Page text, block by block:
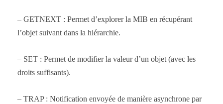
– GETNEXT : Permet d’explorer la MIB en récupérant
l’objet suivant dans la hiérarchie.
– SET : Permet de modifier la valeur d’un objet (avec les
droits suffisants).
– TRAP : Notification envoyée de manière asynchrone par